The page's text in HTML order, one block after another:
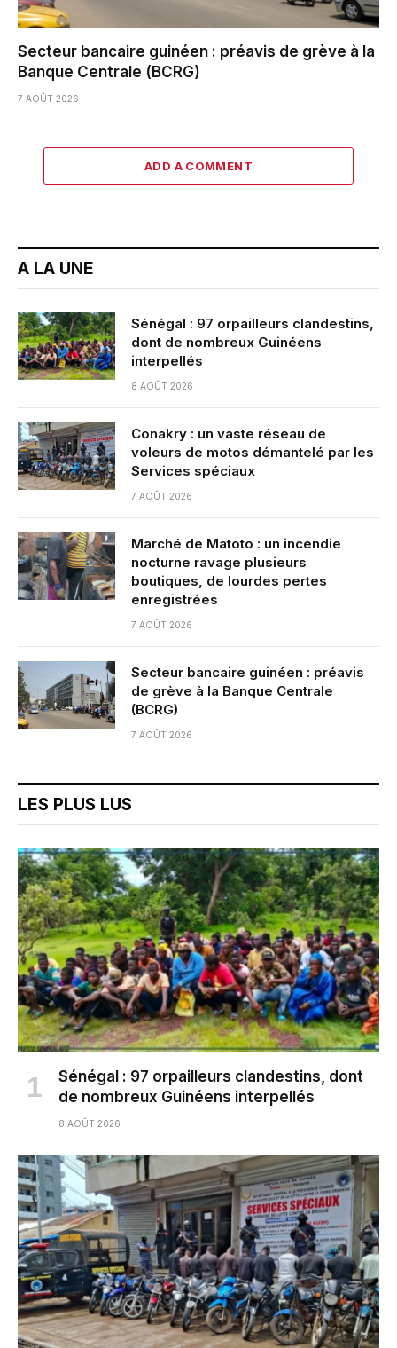
Secteur bancaire guinéen : préavis de grève à la
Banque Centrale (BCRG)
7 AOÛT 2026
ADD A COMMENT
A LA UNE
Sénégal : 97 orpailleurs clandestins,
dont de nombreux Guinéens
interpellés
8 AOÛT 2026
Conakry : un vaste réseau de
voleurs de motos démantelé par les
Services spéciaux
7 AOÛT 2026
Marché de Matoto : un incendie
nocturne ravage plusieurs
boutiques, de lourdes pertes
enregistrées
7 AOÛT 2026
Secteur bancaire guinéen : préavis
de grève à la Banque Centrale
(BCRG)
7 AOÛT 2026
LES PLUS LUS
Sénégal : 97 orpailleurs clandestins, dont
de nombreux Guinéens interpellés
8 AOÛT 2026